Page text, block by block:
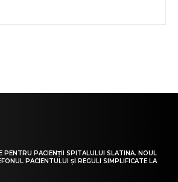
PENTRU PACIENȚII SPITALULUI SLATINA. NOUL
PACIENTULUI ȘI REGULI SIMPLIFICATE LA